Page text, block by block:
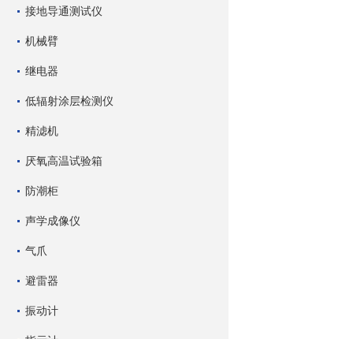
接地导通测试仪
机械臂
继电器
低辐射涂层检测仪
精滤机
厌氧高温试验箱
防潮柜
声学成像仪
气爪
避雷器
振动计